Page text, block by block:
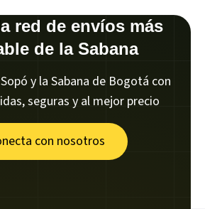
red de envíos más
de la Sabana
y la Sabana de Bogotá con
seguras y al mejor precio
con nosotros